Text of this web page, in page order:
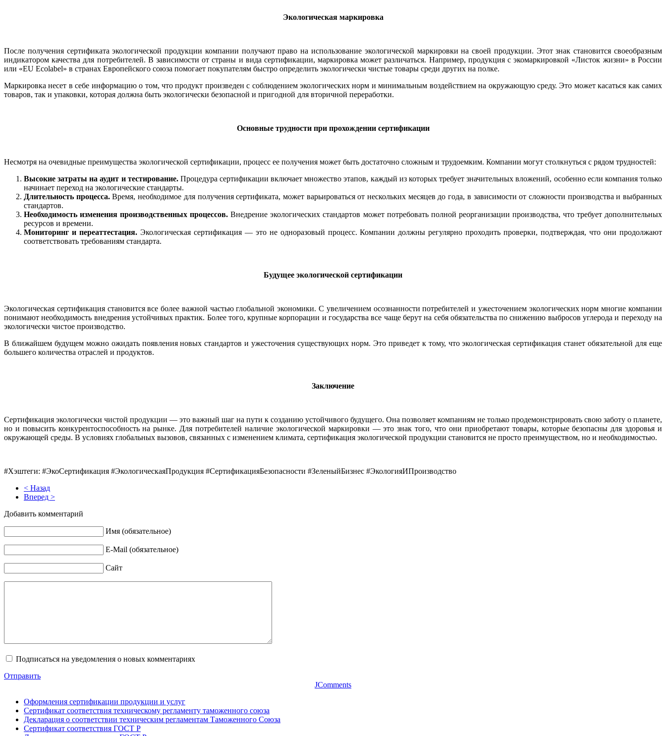
Экологическая маркировка
После получения сертификата экологической продукции компании получают право на использование экологической маркировки на своей продукции. Этот знак становится своеобразным
индикатором качества для потребителей. В зависимости от страны и вида сертификации, маркировка может различаться. Например, продукция с экомаркировкой «Листок жизни» в России
или «EU Ecolabel» в странах Европейского союза помогает покупателям быстро определить экологически чистые товары среди других на полке.
Маркировка несет в себе информацию о том, что продукт произведен с соблюдением экологических норм и минимальным воздействием на окружающую среду. Это может касаться как самих
товаров, так и упаковки, которая должна быть экологически безопасной и пригодной для вторичной переработки.
Основные трудности при прохождении сертификации
Несмотря на очевидные преимущества экологической сертификации, процесс ее получения может быть достаточно сложным и трудоемким. Компании могут столкнуться с рядом трудностей:
Высокие затраты на аудит и тестирование.Процедура сертификации включает множество этапов, каждый из которых требует значительных вложений, особенно если компания только
начинает переход на экологические стандарты.
Длительность процесса.Время, необходимое для получения сертификата, может варьироваться от нескольких месяцев до года, в зависимости от сложности производства и выбранных
стандартов.
Необходимость изменения производственных процессов. Внедрение экологических стандартов может потребовать полной реорганизации производства, что требует дополнительных
ресурсов и времени.
Мониторинг и переаттестация.Экологическая сертификация — это не одноразовый процесс. Компании должны регулярно проходить проверки, подтверждая, что они продолжают
соответствовать требованиям стандарта.
Будущее экологической сертификации
Экологическая сертификация становится все более важной частью глобальной экономики. С увеличением осознанности потребителей и ужесточением экологических норм многие компании
понимают необходимость внедрения устойчивых практик. Более того, крупные корпорации и государства все чаще берут на себя обязательства по снижению выбросов углерода и переходу на
экологически чистое производство.
В ближайшем будущем можно ожидать появления новых стандартов и ужесточения существующих норм. Это приведет к тому, что экологическая сертификация станет обязательной для еще
большего количества отраслей и продуктов.
Заключение
Сертификация экологически чистой продукции — это важный шаг на пути к созданию устойчивого будущего. Она позволяет компаниям не только продемонстрировать свою заботу о планете,
но и повысить конкурентоспособность на рынке. Для потребителей наличие экологической маркировки — это знак того, что они приобретают товары, которые безопасны для здоровья и
окружающей среды. В условиях глобальных вызовов, связанных с изменением климата, сертификация экологической продукции становится не просто преимуществом, но и необходимостью.
#Хэштеги: #ЭкоСертификация #ЭкологическаяПродукция #СертификацияБезопасности #ЗеленыйБизнес #ЭкологияИПроизводство
< Назад
Вперед >
Добавить комментарий
Имя (обязательное)
E-Mail (обязательное)
Сайт
Подписаться на уведомления о новых комментариях
Отправить
JComments
Оформления сертификации продукции и услуг
Сертификат соответствия техническому регламенту таможенного союза
Декларация о соответствии техническим регламентам Таможенного Союза
Сертификат соответствия ГОСТ Р